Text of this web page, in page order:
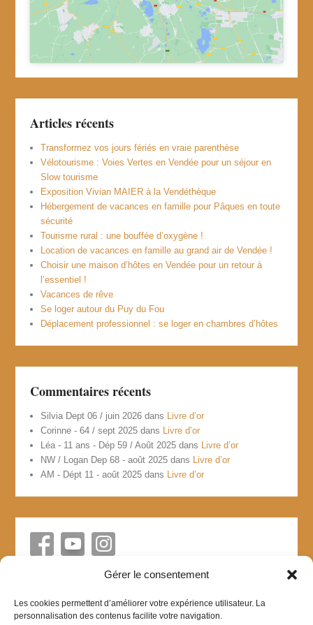
Gérer le consentement
Les cookies permettent d’améliorer votre expérience utilisateur. La
personnalisation des contenus facilite votre navigation.
Articles récents
Transformez vos jours fériés en vraie parenthèse
Vélotourisme : Voies Vertes en Vendée pour un séjour en
Slow tourisme
Exposition Vivian MAIER à la Vendéthèque
Hébergement de vacances en famille pour Pâques en toute
sécurité
Tourisme rural : une bouffée d’oxygène !
Location de vacances en famille au grand air de Vendée !
Choisir une maison d’hôtes en Vendée pour un retour à
l’essentiel !
Vacances de rêve
Se loger autour du Puy du Fou
Déplacement professionnel : se loger en chambres d’hôtes
Commentaires récents
Silvia Dept 06 / juin 2026 dans Livre d’or
Corinne - 64 / sept 2025 dans Livre d’or
Léa - 11 ans - Dép 59 / Août 2025 dans Livre d’or
NW / Logan Dep 68 - août 2025 dans Livre d’or
AM - Dépt 11 - août 2025 dans Livre d’or